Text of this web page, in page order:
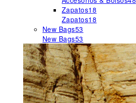
Zapatos18
Zapatos18
New Bags53
New Bags53